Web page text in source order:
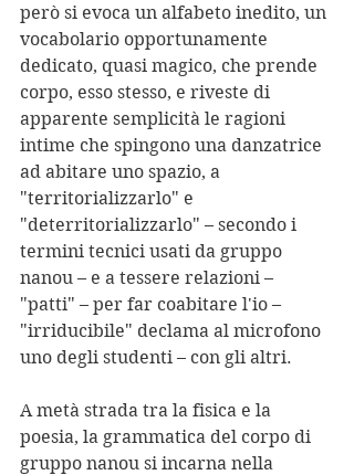
però si evoca un alfabeto inedito, un
vocabolario opportunamente
dedicato, quasi magico, che prende
corpo, esso stesso, e riveste di
apparente semplicità le ragioni
intime che spingono una danzatrice
ad abitare uno spazio, a
"territorializzarlo" e
"deterritorializzarlo" – secondo i
termini tecnici usati da gruppo
nanou – e a tessere relazioni –
"patti" – per far coabitare l'io –
"irriducibile" declama al microfono
uno degli studenti – con gli altri.
A metà strada tra la fisica e la
poesia, la grammatica del corpo di
gruppo nanou si incarna nella